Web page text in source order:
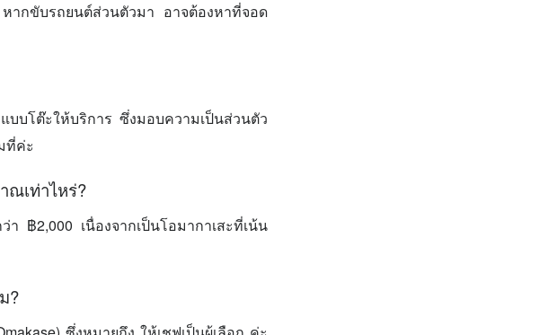
ากขับรถยนต์ส่วนตัวมา อาจต้องหาที่จอด
บโต๊ะให้บริการ ซึ่งมอบความเป็นส่วนตัว
ที่ค่ะ
ณเท่าไหร่?
฿2,000 เนื่องจากเป็นโอมากาเสะที่เน้น
?